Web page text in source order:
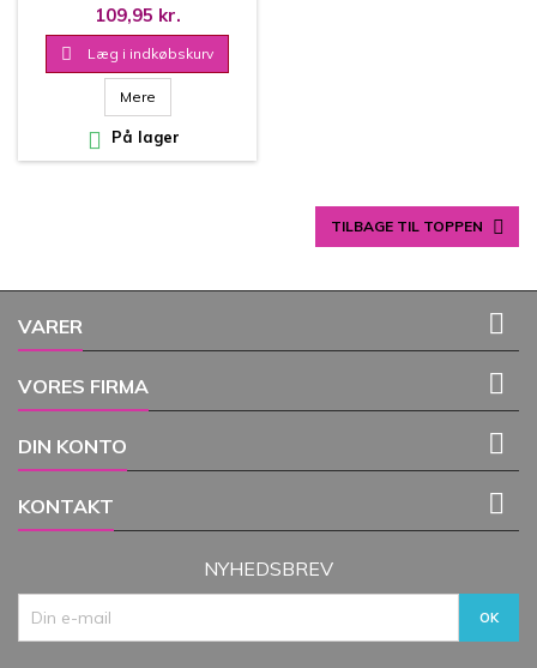
109,95 kr.
 Læg i indkøbskurv
Mere
 På lager
TILBAGE TIL TOPPEN 
VARER 
VORES FIRMA 
DIN KONTO 
KONTAKT 
NYHEDSBREV